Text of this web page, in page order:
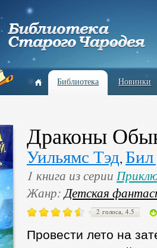
Библиотека Новинки
Драконы
Уильямс Тэд,
1 книга из серии
Жанр:Детская
2 голоса, 4.5
Провести лето на